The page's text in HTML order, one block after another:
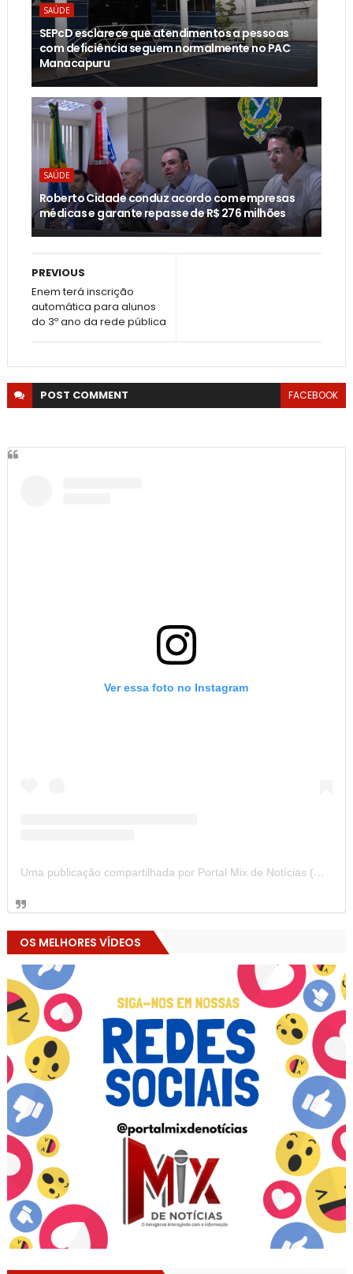
SAÚDE
SEPcD esclarece que atendimentos a pessoas
com deficiência seguem normalmente no PAC
Manacapuru
SAÚDE
Roberto Cidade conduz acordo com empresas
médicas e garante repasse de R$ 276 milhões
PREVIOUS
Enem terá inscrição
automática para alunos
do 3º ano da rede pública
POST COMMENT FACEBOOK
Ver essa foto no Instagram
Uma publicação compartilhada por Portal Mix de Notícias (@portalmixdenoticias)
OS MELHORES VÍDEOS